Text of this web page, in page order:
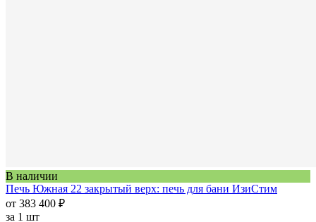
В наличии
Печь Южная 22 закрытый верх: печь для бани ИзиСтим
от 383 400 ₽
за 1 шт